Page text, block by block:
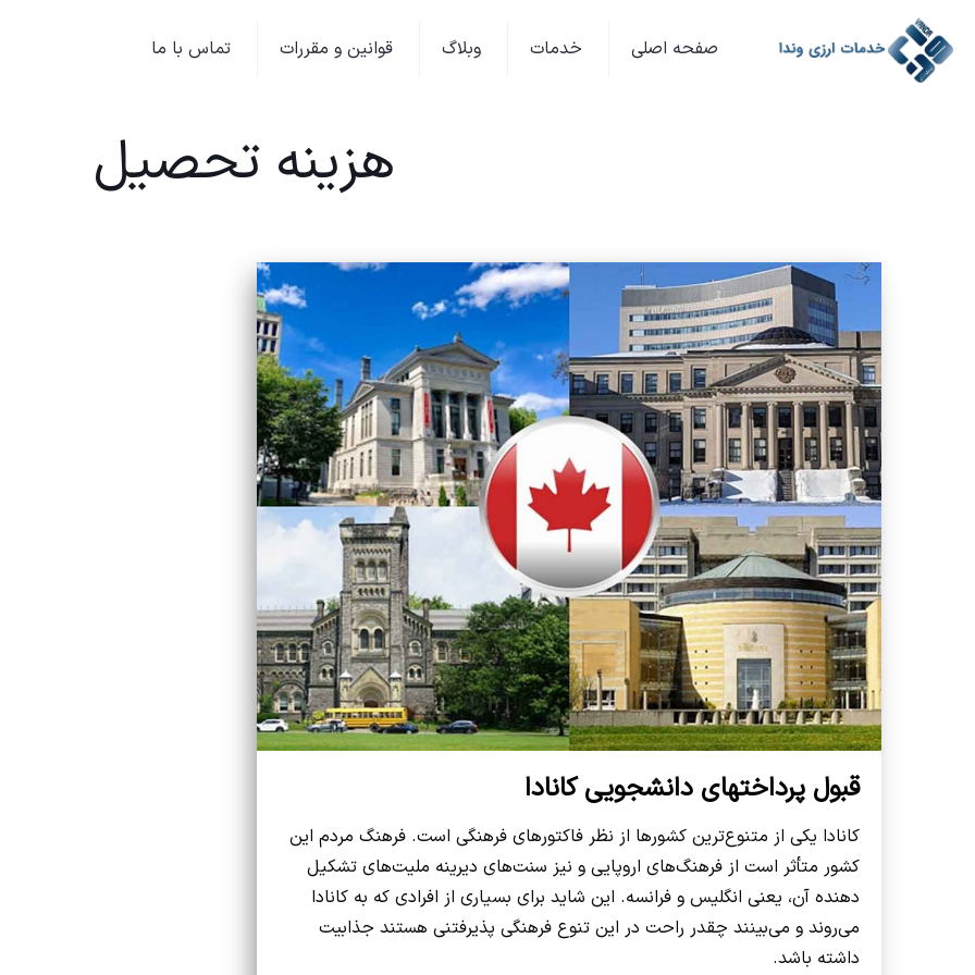
صفحه اصلی خدمات وبلاگ قوانین و مقررات تماس با ما
هزینه تحصیل
قبول پرداختهای دانشجویی کانادا
کانادا یکی از متنوع‌ترین کشورها از نظر فاکتورهای فرهنگی است. فرهنگ مردم این
کشور متأثر است از فرهنگ‌های اروپایی و نیز سنت‌های دیرینه ملیت‌های تشکیل
دهنده آن، یعنی انگلیس و فرانسه. این شاید برای بسیاری از افرادی که به کانادا
می‌روند و می‌بینند چقدر راحت در این تنوع فرهنگی پذیرفتنی هستند جذابیت
داشته باشد.